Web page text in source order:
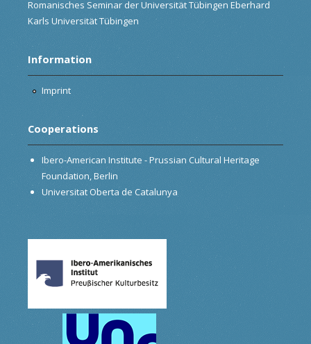
Romanisches Seminar der Universität Tübingen Eberhard
Karls Universität Tübingen
Information
Imprint
Cooperations
Ibero-American Institute - Prussian Cultural Heritage
Foundation, Berlin
Universitat Oberta de Catalunya